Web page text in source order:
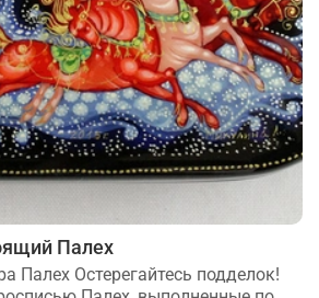
Палех
Палех Остерегайтесь подделок!